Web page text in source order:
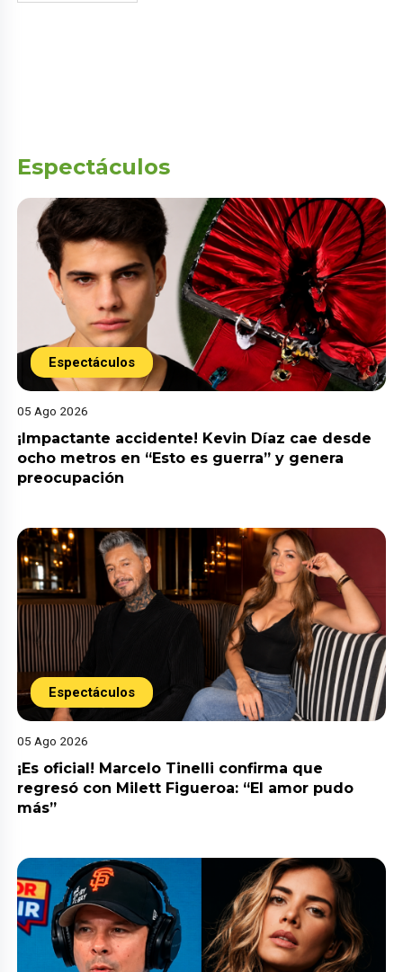
Espectáculos
Espectáculos
05 Ago 2026
¡Impactante accidente! Kevin Díaz cae desde
ocho metros en “Esto es guerra” y genera
preocupación
Espectáculos
05 Ago 2026
¡Es oficial! Marcelo Tinelli confirma que
regresó con Milett Figueroa: “El amor pudo
más”